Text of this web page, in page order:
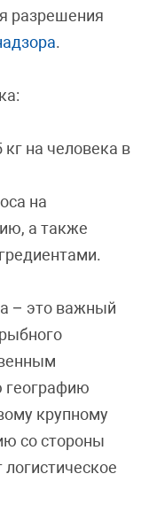
разрешения
.
на человека в
на
а также
– это важный
географию
крупному
со стороны